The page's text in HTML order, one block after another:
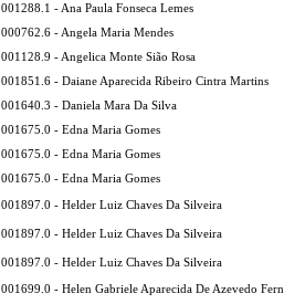
001288.1 - Ana Paula Fonseca Lemes
000762.6 - Angela Maria Mendes
001128.9 - Angelica Monte Sião Rosa
001851.6 - Daiane Aparecida Ribeiro Cintra Martins
001640.3 - Daniela Mara Da Silva
001675.0 - Edna Maria Gomes
001675.0 - Edna Maria Gomes
001675.0 - Edna Maria Gomes
001897.0 - Helder Luiz Chaves Da Silveira
001897.0 - Helder Luiz Chaves Da Silveira
001897.0 - Helder Luiz Chaves Da Silveira
001699.0 - Helen Gabriele Aparecida De Azevedo